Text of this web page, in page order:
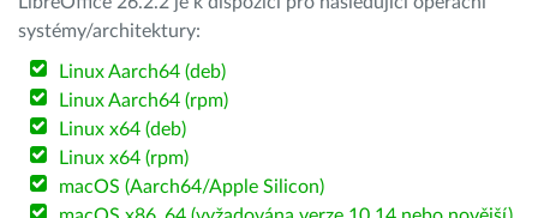
systémy/architektury:
Linux Aarch64 (deb)
Linux Aarch64 (rpm)
Linux x64 (deb)
Linux x64 (rpm)
macOS (Aarch64/Apple Silicon)